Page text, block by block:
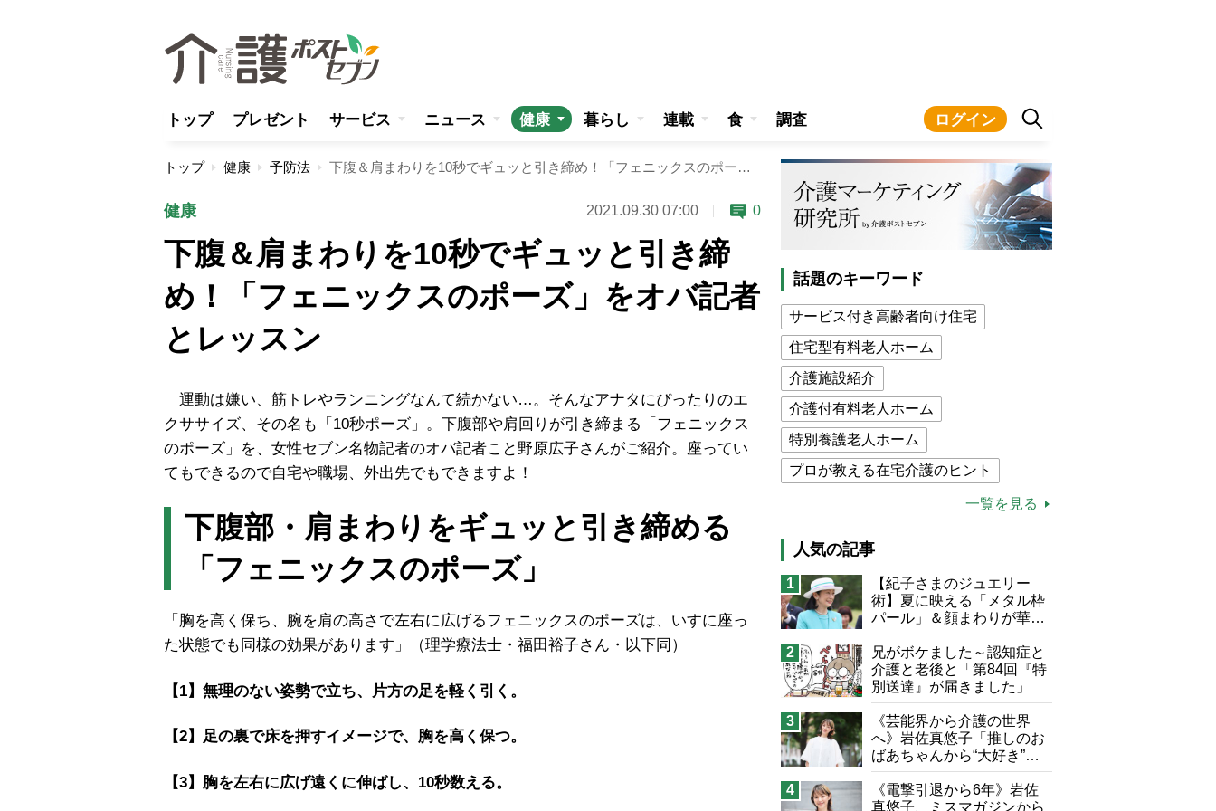
トップ プレゼント サービス ニュース 健康 暮らし 連載 食 調査 ログイン
トップ 健康 予防法 下腹＆肩まわりを10秒でギュッと引き締め！「フェニックスのポーズ」をオバ記者とレッスン
健康 2021.09.30 07:00 0
下腹＆肩まわりを10秒でギュッと引き締
め！「フェニックスのポーズ」をオバ記者
とレッスン
運動は嫌い、筋トレやランニングなんて続かない…。そんなアナタにぴったりのエ
クササイズ、その名も「10秒ポーズ」。下腹部や肩回りが引き締まる「フェニックス
のポーズ」を、女性セブン名物記者のオバ記者こと野原広子さんがご紹介。座ってい
てもできるので自宅や職場、外出先でもできますよ！
下腹部・肩まわりをギュッと引き締める
「フェニックスのポーズ」
「胸を高く保ち、腕を肩の高さで左右に広げるフェニックスのポーズは、いすに座っ
た状態でも同様の効果があります」（理学療法士・福田裕子さん・以下同）
【1】無理のない姿勢で立ち、片方の足を軽く引く。
【2】足の裏で床を押すイメージで、胸を高く保つ。
【3】胸を左右に広げ遠くに伸ばし、10秒数える。
話題のキーワード
サービス付き高齢者向け住宅
住宅型有料老人ホーム
介護施設紹介
介護付有料老人ホーム
特別養護老人ホーム
プロが教える在宅介護のヒント
介護食
猫が母になつきません
息子の遠距離介護サバイバル術
兄がボケました
便利なサービス
予防法
一覧を見る
人気の記事
1
【紀子さまのジュエリー
術】夏に映える「メタル枠
パール」＆顔まわりが華や
ぐ「揺れる一粒」の使い分
け方
2
兄がボケました～認知症と
介護と老後と「第84回『特
別送達』が届きました」
3
《芸能界から介護の世界
へ》岩佐真悠子「推しのお
ばあちゃんから“大好き”を
もらえる」理不尽さも吹き
飛ぶ“やりがい”、介護の現
場は「愛おしい」
4
《電撃引退から6年》岩佐
真悠子、ミスマガジンから